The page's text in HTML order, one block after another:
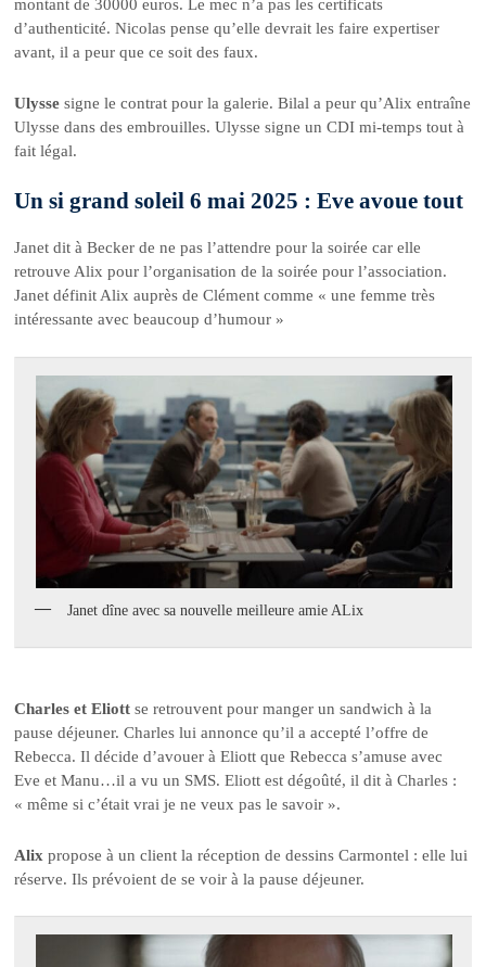
montant de 30000 euros. Le mec n’a pas les certificats
d’authenticité. Nicolas pense qu’elle devrait les faire expertiser
avant, il a peur que ce soit des faux.
Ulysse signe le contrat pour la galerie. Bilal a peur qu’Alix entraîne
Ulysse dans des embrouilles. Ulysse signe un CDI mi-temps tout à
fait légal.
Un si grand soleil 6 mai 2025 : Eve avoue tout
Janet dit à Becker de ne pas l’attendre pour la soirée car elle
retrouve Alix pour l’organisation de la soirée pour l’association.
Janet définit Alix auprès de Clément comme « une femme très
intéressante avec beaucoup d’humour »
Janet dîne avec sa nouvelle meilleure amie ALix
Charles et Eliott se retrouvent pour manger un sandwich à la
pause déjeuner. Charles lui annonce qu’il a accepté l’offre de
Rebecca. Il décide d’avouer à Eliott que Rebecca s’amuse avec
Eve et Manu…il a vu un SMS. Eliott est dégoûté, il dit à Charles :
« même si c’était vrai je ne veux pas le savoir ».
Alix propose à un client la réception de dessins Carmontel : elle lui
réserve. Ils prévoient de se voir à la pause déjeuner.